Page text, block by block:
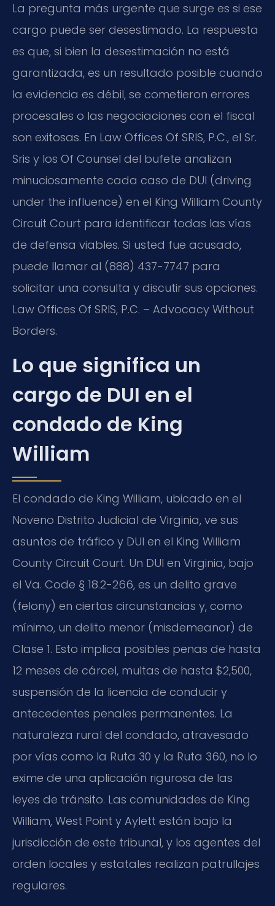
La pregunta más urgente que surge es si ese
cargo puede ser desestimado. La respuesta
es que, si bien la desestimación no está
garantizada, es un resultado posible cuando
la evidencia es débil, se cometieron errores
procesales o las negociaciones con el fiscal
son exitosas. En Law Offices Of SRIS, P.C., el Sr.
Sris y los Of Counsel del bufete analizan
minuciosamente cada caso de DUI (driving
under the influence) en el King William County
Circuit Court para identificar todas las vías
de defensa viables. Si usted fue acusado,
puede llamar al (888) 437-7747 para
solicitar una consulta y discutir sus opciones.
Law Offices Of SRIS, P.C. – Advocacy Without
Borders.
Lo que significa un
cargo de DUI en el
condado de King
William
El condado de King William, ubicado en el
Noveno Distrito Judicial de Virginia, ve sus
asuntos de tráfico y DUI en el King William
County Circuit Court. Un DUI en Virginia, bajo
el Va. Code § 18.2-266, es un delito grave
(felony) en ciertas circunstancias y, como
mínimo, un delito menor (misdemeanor) de
Clase 1. Esto implica posibles penas de hasta
12 meses de cárcel, multas de hasta $2,500,
suspensión de la licencia de conducir y
antecedentes penales permanentes. La
naturaleza rural del condado, atravesado
por vías como la Ruta 30 y la Ruta 360, no lo
exime de una aplicación rigurosa de las
leyes de tránsito. Las comunidades de King
William, West Point y Aylett están bajo la
jurisdicción de este tribunal, y los agentes del
orden locales y estatales realizan patrullajes
regulares.